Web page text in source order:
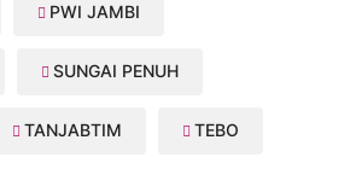
PWI JAMBI
SUNGAI PENUH
TANJABTIM TEBO